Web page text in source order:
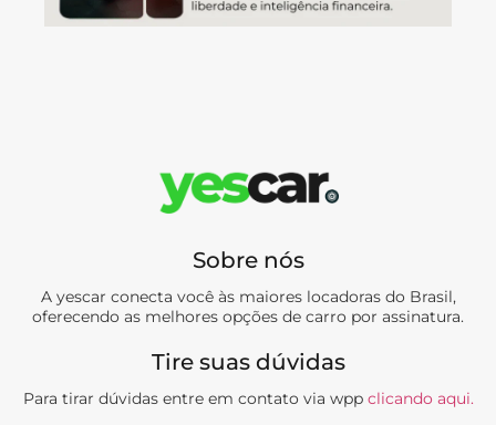
Sobre nós
A yescar conecta você às maiores locadoras do Brasil,
oferecendo as melhores opções de carro por assinatura.
Tire suas dúvidas
Para tirar dúvidas entre em contato via wpp clicando aqui.